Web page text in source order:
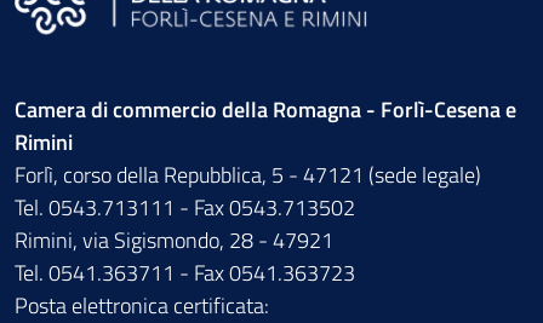
Camera di commercio della Romagna - Forlì-Cesena e
Rimini
Forlì, corso della Repubblica, 5 - 47121 (sede legale)
Tel. 0543.713111 - Fax 0543.713502
Rimini, via Sigismondo, 28 - 47921
Tel. 0541.363711 - Fax 0541.363723
Posta elettronica certificata: